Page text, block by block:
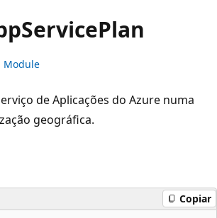
ServicePlan
Module
de Aplicações do Azure numa
geográfica.
Copiar